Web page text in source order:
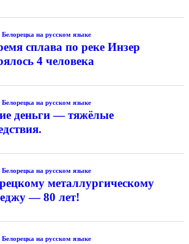
на русском языке
сплава по реке Инзер
4 человека
на русском языке
деньги — тяжёлые
на русском языке
металлургическому
— 80 лет!
на русском языке